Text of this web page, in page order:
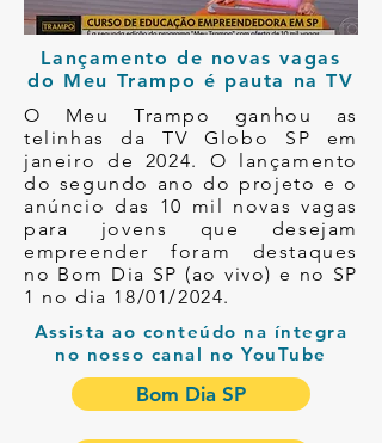
Lançamento de novas vagas
do Meu Trampo é pauta na TV
O Meu Trampo ganhou as
telinhas da TV Globo SP em
janeiro de 2024. O lançamento
do segundo ano do projeto e o
anúncio das 10 mil novas vagas
para jovens que desejam
empreender foram destaques
no Bom Dia SP (ao vivo) e no SP
1 no dia 18/01/2024.
Assista ao conteúdo na íntegra
no nosso canal no YouTube
Bom Dia SP